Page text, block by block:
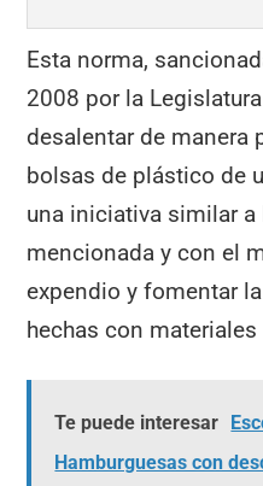
Esta norma,
2008 por la
desalentar de manera
bolsas de plástico de
una iniciativa similar
mencionada y con el
expendio y fomentar
hechas con
Te puede interesar
Hamburguesas con